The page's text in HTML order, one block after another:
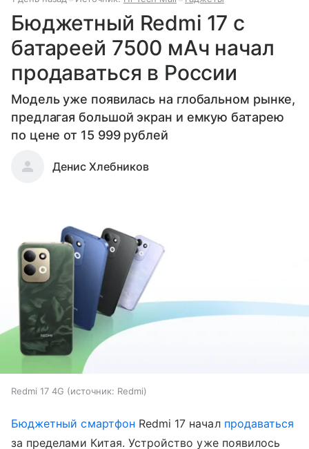
Бюджетный Redmi 17 с
батареей 7500 мАч начал
продаваться в России
Модель уже появилась на глобальном рынке,
предлагая большой экран и емкую батарею
по цене от 15 999 рублей
Денис Хлебников
Redmi 17 4G источник: Redmi
Бюджетный смартфон Redmi 17 начал продаваться
за пределами Китая. Устройство уже появилось